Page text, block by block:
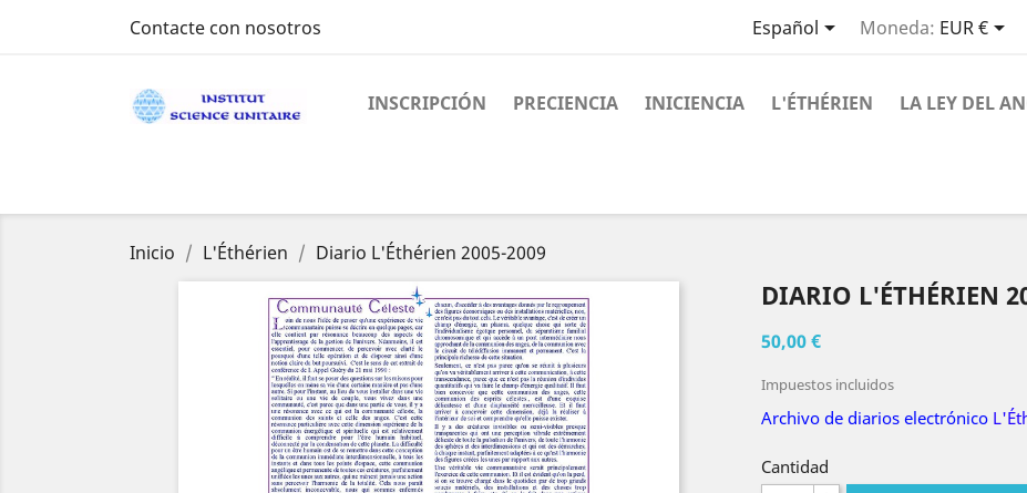
Contacte con nosotros Español Moneda: EUR €
INSCRIPCIÓN PRECIENCIA INICIENCIA L'ÉTHÉRIEN LA LEY DEL
Inicio L'Éthérien Diario L'Éthérien 2005-2009
DIARIO L'ÉTHÉRIEN
50,00 €
Impuestos incluidos
Archivo de diarios electrónico
Cantidad